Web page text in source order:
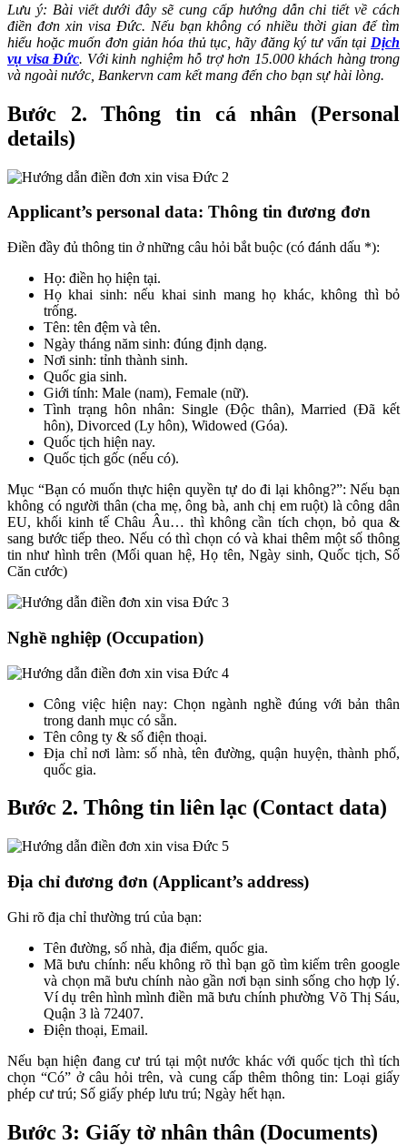
Lưu ý: Bài viết dưới đây sẽ cung cấp hướng dẫn chi tiết về cách
điền đơn xin visa Đức. Nếu bạn không có nhiều thời gian để tìm
hiểu hoặc muốn đơn giản hóa thủ tục, hãy đăng ký tư vấn tại Dịch
vụ visa Đức. Với kinh nghiệm hỗ trợ hơn 15.000 khách hàng trong
và ngoài nước, Bankervn cam kết mang đến cho bạn sự hài lòng.
Bước 2. Thông tin cá nhân (Personal
details)
Applicant’s personal data: Thông tin đương đơn
Điền đầy đủ thông tin ở những câu hỏi bắt buộc (có đánh dấu *):
Họ: điền họ hiện tại.
Họ khai sinh: nếu khai sinh mang họ khác, không thì bỏ
trống.
Tên: tên đệm và tên.
Ngày tháng năm sinh: đúng định dạng.
Nơi sinh: tỉnh thành sinh.
Quốc gia sinh.
Giới tính: Male (nam), Female (nữ).
Tình trạng hôn nhân: Single (Độc thân), Married (Đã kết
hôn), Divorced (Ly hôn), Widowed (Góa).
Quốc tịch hiện nay.
Quốc tịch gốc (nếu có).
Mục “Bạn có muốn thực hiện quyền tự do đi lại không?”: Nếu bạn
không có người thân (cha mẹ, ông bà, anh chị em ruột) là công dân
EU, khối kinh tế Châu Âu… thì không cần tích chọn, bỏ qua &
sang bước tiếp theo. Nếu có thì chọn có và khai thêm một số thông
tin như hình trên (Mối quan hệ, Họ tên, Ngày sinh, Quốc tịch, Số
Căn cước)
Nghề nghiệp (Occupation)
Công việc hiện nay: Chọn ngành nghề đúng với bản thân
trong danh mục có sẵn.
Tên công ty & số điện thoại.
Địa chỉ nơi làm: số nhà, tên đường, quận huyện, thành phố,
quốc gia.
Bước 2. Thông tin liên lạc (Contact data)
Địa chỉ đương đơn (Applicant’s address)
Ghi rõ địa chỉ thường trú của bạn:
Tên đường, số nhà, địa điểm, quốc gia.
Mã bưu chính: nếu không rõ thì bạn gõ tìm kiếm trên google
và chọn mã bưu chính nào gần nơi bạn sinh sống cho hợp lý.
Ví dụ trên hình mình điền mã bưu chính phường Võ Thị Sáu,
Quận 3 là 72407.
Điện thoại, Email.
Nếu bạn hiện đang cư trú tại một nước khác với quốc tịch thì tích
chọn “Có” ở câu hỏi trên, và cung cấp thêm thông tin: Loại giấy
phép cư trú; Số giấy phép lưu trú; Ngày hết hạn.
Bước 3: Giấy tờ nhân thân (Documents)